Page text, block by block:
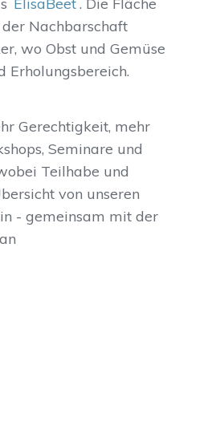
ElisaBeet. Die Fläche
Nachbarschaft
wo Obst und Gemüse
Erholungsbereich.
Gerechtigkeit, mehr
Seminare und
Teilhabe und
von unseren
- gemeinsam mit der